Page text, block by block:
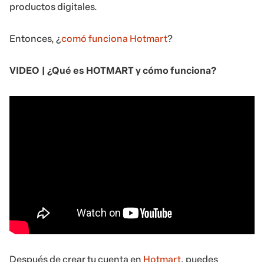
productos digitales.
Entonces, ¿comó funciona Hotmart?
VIDEO | ¿Qué es HOTMART y cómo funciona?
Después de crear tu cuenta en Hotmart, puedes